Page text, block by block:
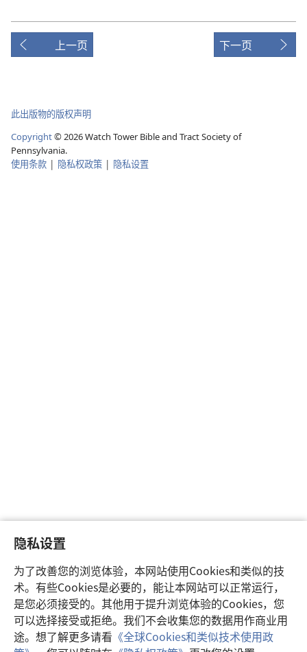
隐私设置
为了改善您的浏览体验，本网站使用Cookies和类似的技
术。有些Cookies是必要的，能让本网站可以正常运行，
是您必须接受的。其他用于提升浏览体验的Cookies，您
可以选择接受或拒绝。我们不会收集您的数据用作商业用
途。想了解更多请看 《全球Cookies和类似技术使用政
上一页 下一页
此出版物的版权声明
Copyright© 2026Watch Tower Bible and Tract Society of
Pennsylvania.
使用条款 | 隐私权政策 | 隐私设置